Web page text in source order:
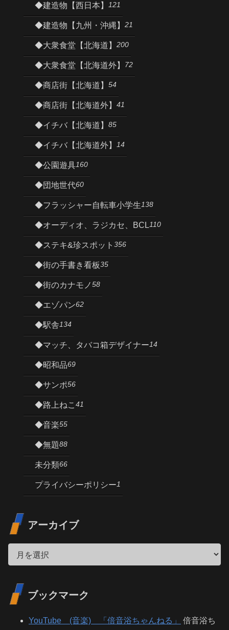
◆建造物【西日本】 121
◆建造物【九州・沖縄】 21
◆大衆食堂【北海道】 200
◆大衆食堂【北海道外】 72
◆商店街【北海道】 54
◆商店街【北海道外】 41
◆イチバ【北海道】 85
◆イチバ【北海道外】 14
◆公園遊具160
◆団地世代60
◆フラッシャー自転車小学生138
◆オーディオ、ラジカセ、BCL110
◆ステキ&珍スポット 356
◆街の手書き看板35
◆街のカナモノ58
◆エゾパン62
◆駅舎134
◆マッチ、タバコ箱デザイナー14
◆昭和品69
◆サンポ56
◆路上ねこ 41
◆音楽55
◆無題88
未分類66
プライバシーポリシー1
アーカイブ
ブックマーク
YouTube (音楽) 「倍音浴ちゃんねる」 倍音浴ち